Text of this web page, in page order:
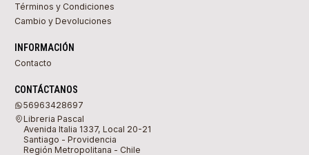
Términos y Condiciones
Cambio y Devoluciones
INFORMACIÓN
Contacto
CONTÁCTANOS
56963428697
Libreria Pascal
Avenida Italia 1337, Local 20-21
Santiago - Providencia
Región Metropolitana - Chile